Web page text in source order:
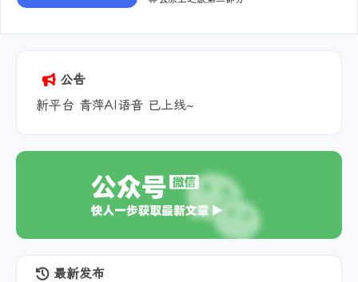
公告
新平台 青萍AI语音 已上线~
最新发布